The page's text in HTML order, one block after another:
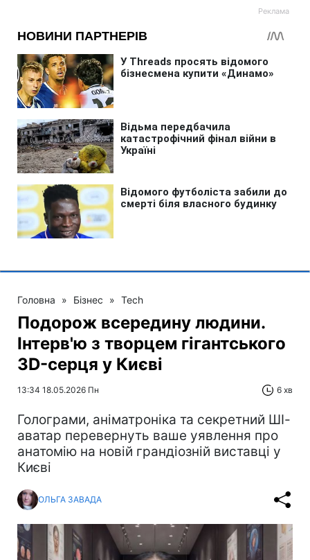
Головна » Бізнес » Tech
Подорож всередину людини.
Інтерв'ю з творцем гігантського
3D-серця у Києві
13:34 18.05.2026 Пн 6 хв
Голограми, аніматроніка та секретний ШІ-
аватар перевернуть ваше уявлення про
анатомію на новій грандіозній виставці у
Києві
ОЛЬГА ЗАВАДА